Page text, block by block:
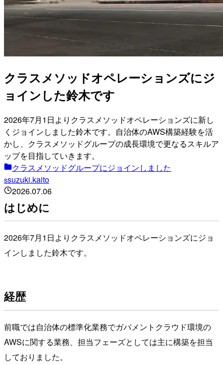
クラスメソッドオペレーションズにジ
ョインした鈴木です
2026年7月1日よりクラスメソッドオペレーションズに新し
くジョインしました鈴木です。自治体のAWS構築経験を活
かし、クラスメソッドグループの成長環境で更なるスキルア
ップを目指していきます。
クラスメソッドグループにジョインしました
ssuzuki.kaito
2026.07.06
はじめに
2026年7月1日よりクラスメソッドオペレーションズにジョ
インしました鈴木です。
経歴
前職では自治体の標準化業務でガバメントクラウド環境の
AWSに関する業務、担当フェーズとしては主に構築を担当
しておりました。